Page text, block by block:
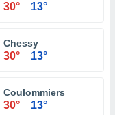
30° 13°
Chessy
30° 13°
Coulommiers
30° 13°